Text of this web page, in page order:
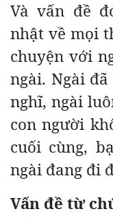
Và vấn đề
nhật về mọi
chuyện với
ngài. Ngài
nghĩ, ngài
con người
cuối cùng,
ngài đang đi
Vấn đề từ